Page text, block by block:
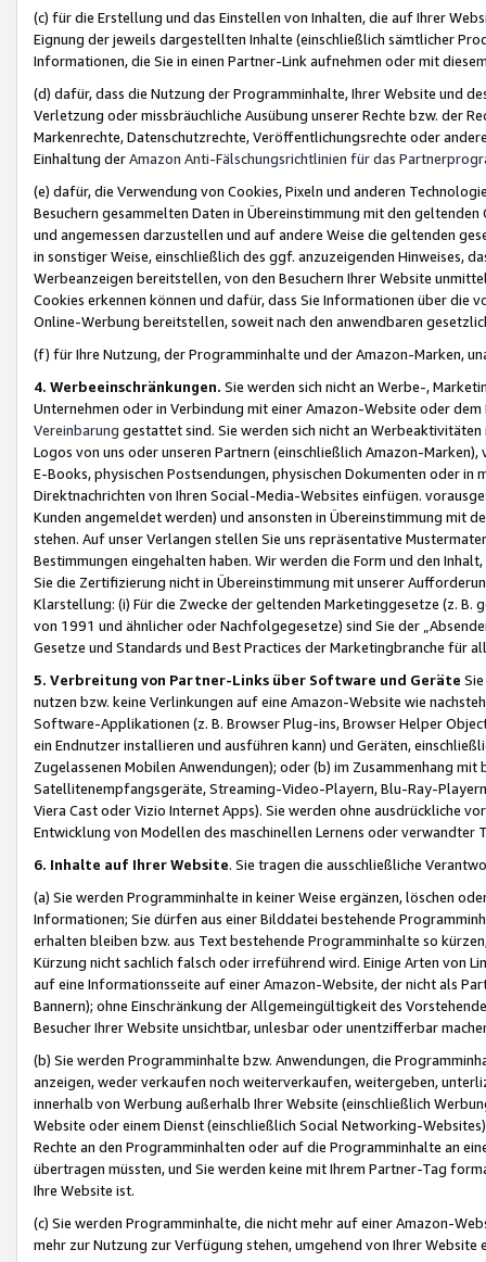
(c) für die Erstellung und das Einstellen von Inhalten, die auf Ihrer
Eignung der jeweils dargestellten Inhalte (einschließlich sämtlicher
Informationen, die Sie in einen Partner-Link aufnehmen oder mit
(d) dafür, dass die Nutzung der Programminhalte, Ihrer Website und
Verletzung oder missbräuchliche Ausübung unserer Rechte bzw. der
Markenrechte, Datenschutzrechte, Veröffentlichungsrechte oder
Einhaltung derAmazon Anti-Fälschungsrichtlinien für das
(e) dafür, die Verwendung von Cookies, Pixeln und anderen
Besuchern gesammelten Daten in Übereinstimmung mit den
und angemessen darzustellen und auf andere Weise die geltenden
in sonstiger Weise, einschließlich des ggf. anzuzeigenden Hinweises,
Werbeanzeigen bereitstellen, von den Besuchern Ihrer Website
Cookies erkennen können und dafür, dass Sie Informationen über die
Online-Werbung bereitstellen, soweit nach den anwendbaren
(f) für Ihre Nutzung, der Programminhalte und der Amazon-Marken,
4. Werbeeinschränkungen. Sie werden sich nicht an Werbe-,
Unternehmen oder in Verbindung mit einer Amazon-Website oder
Vereinbarung gestattet sind. Sie werden sich nicht an
Logos von uns oder unseren Partnern (einschließlich Amazon-
E-Books, physischen Postsendungen, physischen Dokumenten oder in
Direktnachrichten von Ihren Social-Media-Websites einfügen.
Kunden angemeldet werden) und ansonsten in Übereinstimmung mit
stehen. Auf unser Verlangen stellen Sie uns repräsentative
Bestimmungen eingehalten haben. Wir werden die Form und den
Sie die Zertifizierung nicht in Übereinstimmung mit unserer
Klarstellung: (i) Für die Zwecke der geltenden Marketinggesetze (z. B.
von 1991 und ähnlicher oder Nachfolgegesetze) sind Sie der
Gesetze und Standards und Best Practices der Marketingbranche für
5. Verbreitung von Partner-Links über Software und Geräte
nutzen bzw. keine Verlinkungen auf eine Amazon-Website wie
Software-Applikationen (z. B. Browser Plug-ins, Browser Helper
ein Endnutzer installieren und ausführen kann) und Geräten,
Zugelassenen Mobilen Anwendungen); oder (b) im Zusammenhang
Satellitenempfangsgeräte, Streaming-Video-Playern, Blu-Ray-
Viera Cast oder Vizio Internet Apps). Sie werden ohne ausdrückliche
Entwicklung von Modellen des maschinellen Lernens oder
6. Inhalte auf Ihrer Website. Sie tragen die ausschließliche
(a) Sie werden Programminhalte in keiner Weise ergänzen, löschen
Informationen; Sie dürfen aus einer Bilddatei bestehende
erhalten bleiben bzw. aus Text bestehende Programminhalte so
Kürzung nicht sachlich falsch oder irreführend wird. Einige Arten von
auf eine Informationsseite auf einer Amazon-Website, der nicht als
Bannern); ohne Einschränkung der Allgemeingültigkeit des
Besucher Ihrer Website unsichtbar, unlesbar oder unentzifferbar
(b) Sie werden Programminhalte bzw. Anwendungen, die
anzeigen, weder verkaufen noch weiterverkaufen, weitergeben,
innerhalb von Werbung außerhalb Ihrer Website (einschließlich
Website oder einem Dienst (einschließlich Social Networking-
Rechte an den Programminhalten oder auf die Programminhalte an
übertragen müssten, und Sie werden keine mit Ihrem Partner-Tag
Ihre Website ist.
(c) Sie werden Programminhalte, die nicht mehr auf einer Amazon-
mehr zur Nutzung zur Verfügung stehen, umgehend von Ihrer